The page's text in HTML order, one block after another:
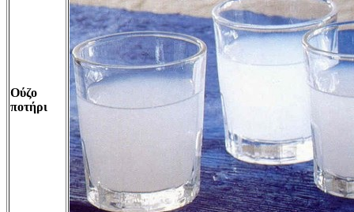
Ούζο
ποτήρι